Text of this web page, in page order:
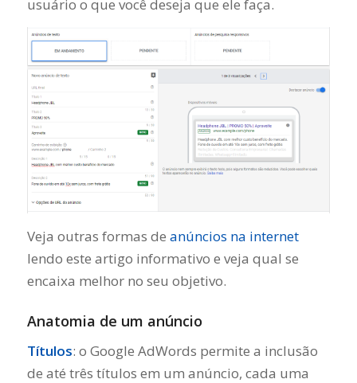
usuário o que você deseja que ele faça.
Veja outras formas de anúncios na internet
lendo este artigo informativo e veja qual se
encaixa melhor no seu objetivo.
Anatomia de um anúncio
Títulos: o Google AdWords permite a inclusão
de até três títulos em um anúncio, cada uma